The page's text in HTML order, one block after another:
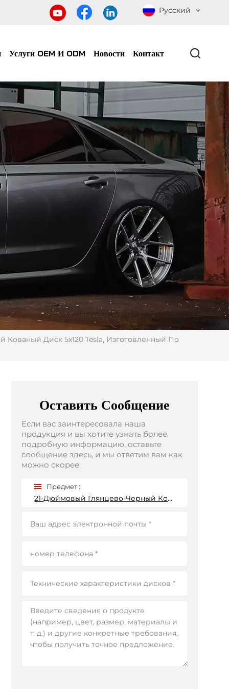
Русский
Услуги OEM И ODM Новости Контакт
Диск 5x120 Tesla, Изготовленный По
Оставить Сообщение
Если вас заинтересовала наша
продукция и вы хотите узнать более
подробную информацию, оставьте
сообщение здесь, и мы ответим вам как
можно скорее.
Предмет :
21-Дюймовый Глянцево-Черный Кованый Диск 5x120 Tesla, Изготовленный По Индивидуальному Заказу